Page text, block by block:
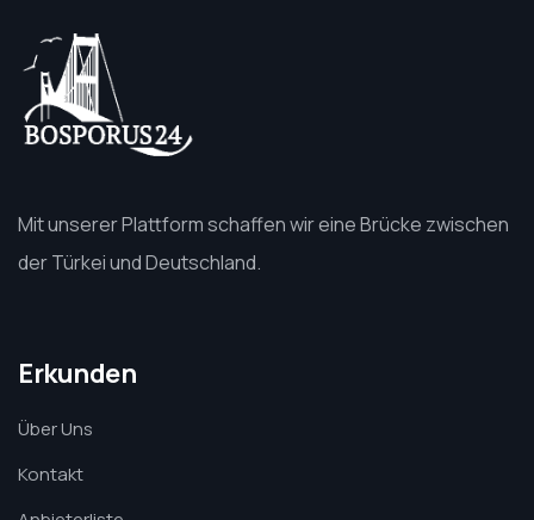
Mit unserer Plattform schaffen wir eine Brücke zwischen
der Türkei und Deutschland.
Erkunden
Über Uns
Kontakt